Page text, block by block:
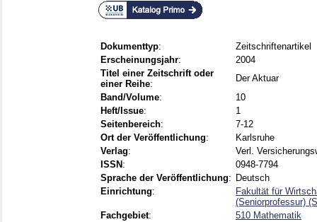
Dokumenttyp:
Zeitschriftenartikel
Erscheinungsjahr:
2004
Titel einer Zeitschrift oder
einer Reihe:
Der Aktuar
Band/Volume:
10
Heft/Issue:
1
Seitenbereich:
7-12
Ort der Veröffentlichung:
Karlsruhe
Verlag:
Verl.
ISSN :
0948-7794
Sprache der Veröffentlichung: Deutsch
Einrichtung:
Fakultät für
(Seniorprofessur)
Fachgebiet: 510 Mathematik